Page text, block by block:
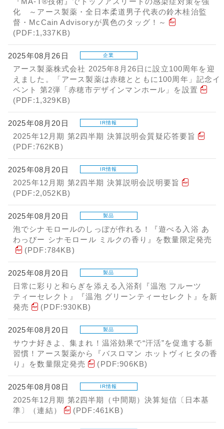
化 ～アース製薬・全日本柔道男子代表の鈴木桂治監
督・McCain Advisoryが異色のタッグ！～
(PDF:1,337KB)
2025年08月26日 企業
アース製薬株式会社 2025年8月26日に設立100周年を迎
えました。「アース製薬は赤穂とともに100周年」記念イ
ベント 第2弾「赤穂市デザインマンホール」を設置
(PDF:1,329KB)
2025年08月20日 IR情報
2025年12月期 第2四半期 決算説明会質疑応答要旨
(PDF:762KB)
2025年08月20日 IR情報
2025年12月期 第2四半期 決算説明会説明要旨
(PDF:2,052KB)
2025年08月20日 製品
泡でシナモロールのしっぽが作れる！『遊べる入浴 あ
わっぴー シナモロール ミルクの香り』を数量限定発売
(PDF:784KB)
2025年08月20日 製品
日常に彩りと和らぎを添える入浴剤『温泡 フルーツ
ティーセレクト』『温泡 グリーンティーセレクト』を新
発売
(PDF:930KB)
2025年08月20日 製品
サウナ好きよ、集まれ！温浴効果で“汗活”を促進する新
習慣！アース製薬から『バスロマン ホットヴィヒタの香
り』を数量限定発売
(PDF:906KB)
2025年08月08日 IR情報
2025年12月期 第2四半期（中間期）決算短信〔日本基
準〕（連結）
(PDF:461KB)